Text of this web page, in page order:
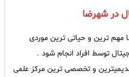
در شهرضا
مهم ترین و حیاتی ترین موردی
توسط افراد انجام شود .
و تخصصی ترین مرکز علمی